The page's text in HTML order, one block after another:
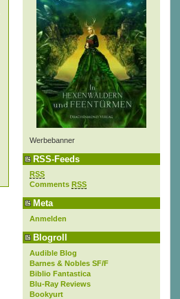
Werbebanner
RSS-Feeds
RSS
Comments RSS
Meta
Anmelden
Blogroll
Audible Blog
Barnes & Nobles SF/F
Biblio Fantastica
Blu-Ray Reviews
Bookyurt